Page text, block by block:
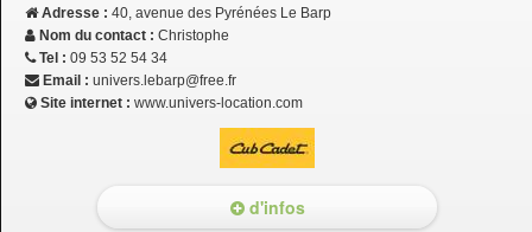
Adresse : 40, avenue des Pyrénées Le Barp
Nom du contact : Christophe
Tel : 09 53 52 54 34
Email : univers.lebarp@free.fr
Site internet : www.univers-location.com
d'infos